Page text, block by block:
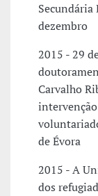
Secundária
dezembro
2015 - 29
Carvalho
de Évora
2015 - A
dos